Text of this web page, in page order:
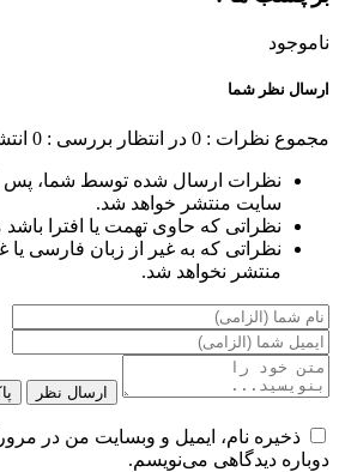
ناموجود
ارسال نظر شما
مجموع نظرات : 0 در انتظار بررسی : 0
نظرات ارسال شده توسط شما، پس
سایت منتشر خواهد شد.
نظراتی که حاوی تهمت یا افترا
نظراتی که به غیر از زبان فارسی یا
منتشر نخواهد شد.
ارسال نظر
ذخیره نام، ایمیل و وبسایت من در
دوباره دیدگاهی می‌نویسم.